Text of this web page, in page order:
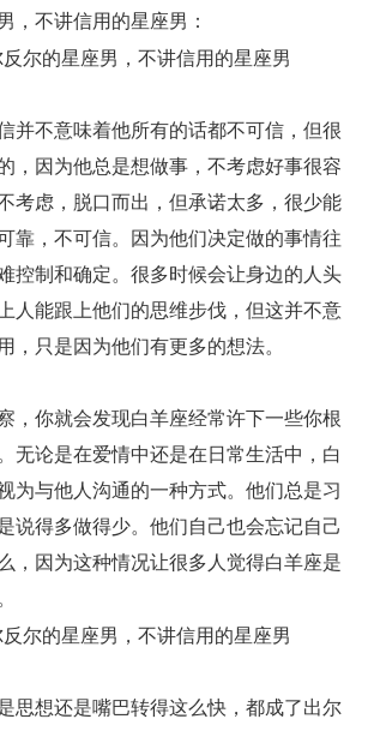
天秤座男生 处女座男生
子座男生 爱情歌曲 爱情图片
座男生 爱情电影 双子座男生
座男生 白羊座男生 吵架
伤感 婚姻问题 脾气
情绪 时辰八字 爱情的句子
星 气质 美妆 情感挽回
避孕 挽回男友 孕妇食谱
产检 家庭暴力 孕中期
婚姻修复 孕早期 感情挽回
情感语录 情商 两性健康
，不讲信用的星座男：
不意味着他所有的话都不可信，但很
，因为他总是想做事，不考虑好事很容
考虑，脱口而出，但承诺太多，很少能
靠，不可信。因为他们决定做的事情往
控制和确定。很多时候会让身边的人头
人能跟上他们的思维步伐，但这并不意
，只是因为他们有更多的想法。
你就会发现白羊座经常许下一些你根
无论是在爱情中还是在日常生活中，白
为与他人沟通的一种方式。他们总是习
说得多做得少。他们自己也会忘记自己
，因为这种情况让很多人觉得白羊座是
想还是嘴巴转得这么快，都成了出尔